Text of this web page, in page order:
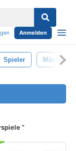
Anmelden
Spieler Männlich